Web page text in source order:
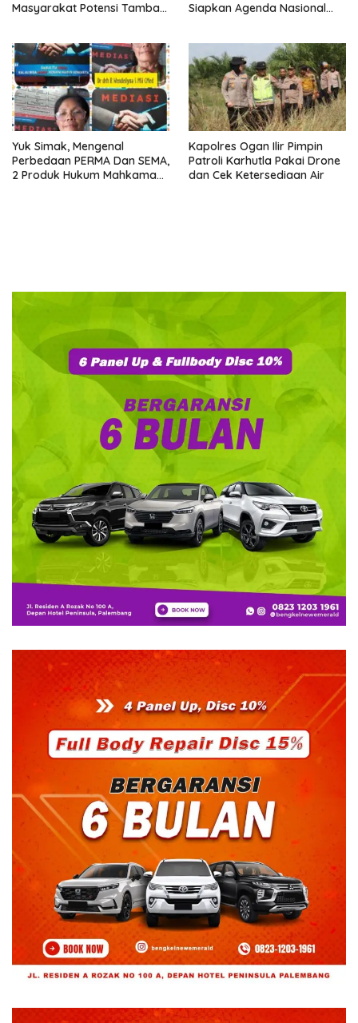
Masyarakat Potensi Tambah
Siapkan Agenda Nasional
Pabrik KUD Sejahtera
Dimatangkan
Yuk Simak, Mengenal
Perbedaan PERMA Dan SEMA,
2 Produk Hukum Mahkamah
Kapolres Ogan Ilir Pimpin
Patroli Karhutla Pakai Drone
dan Cek Ketersediaan Air